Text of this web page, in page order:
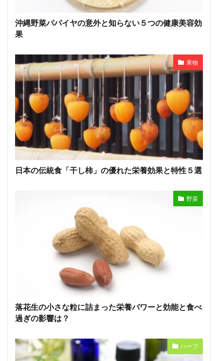
沖縄野菜パパイヤの意外と知らない５つの健康美容効
果
果物
日本の伝統食「干し柿」の優れた栄養効果と特性５選
野菜
落花生の小さな粒に詰まった栄養パワーと効能と食べ
過ぎの影響は？
ハーブ